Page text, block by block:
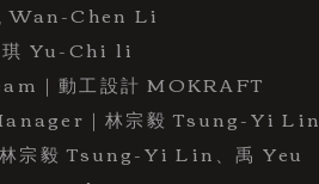
Wan-Chen Li
琪 Yu-Chi li
｜動工設計 MOKRAFT
｜林宗毅 Tsung-Yi Lin
宗毅 Tsung-Yi Lin、禹 Yeu